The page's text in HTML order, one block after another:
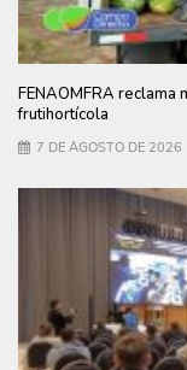
FENAOMFRA
frutihortícola
7 DE AGOSTO DE 2026